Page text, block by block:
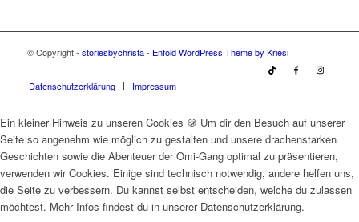
© Copyright - storiesbychrista- Enfold WordPress Theme by Kriesi
Datenschutzerklärung Impressum
Ein kleiner Hinweis zu unseren Cookies 🍪 Um dir den Besuch auf unserer
Seite so angenehm wie möglich zu gestalten und unsere drachenstarken
Geschichten sowie die Abenteuer der Omi-Gang optimal zu präsentieren,
verwenden wir Cookies. Einige sind technisch notwendig, andere helfen uns,
die Seite zu verbessern. Du kannst selbst entscheiden, welche du zulassen
möchtest. Mehr Infos findest du in unserer Datenschutzerklärung.